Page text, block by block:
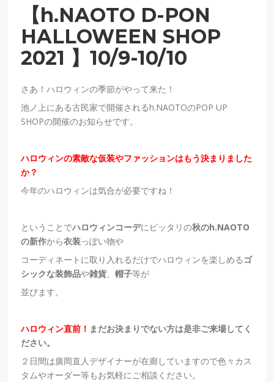
【h.NAOTO D-PON
HALLOWEEN SHOP
2021 】10/9-10/10
さあ！ハロウィンの季節がやって来た！
池ノ上にある古民家で開催されるh.NAOTOのPOP UP
SHOPの開催のお知らせです。
ハロウィンの素敵な仮装やファッションはもう決まりました
か？
今年のハロウィンは気合が必要ですね！
ということでハロウィンコーデにピッタリの秋のh.NAOTO
の新作から衣装っぽい物や
コーディネートに取り入れるだけでハロウィンを楽しめる ゴ
シックな装飾品や雑貨、帽子等が
並びます。
ハロウィン直前！ まだお決まりでない方は是非ご来場してく
ださい。
２日間は廣岡直人デザイナーが在廊していますので色々カス
タムやオーダー等もお気軽にご相談ください。